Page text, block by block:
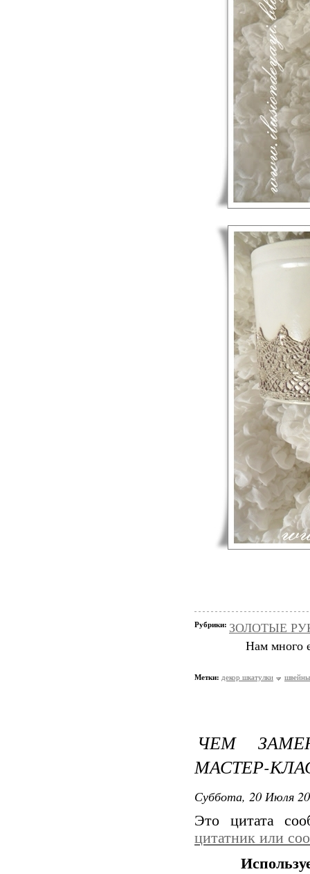
Рубрики: ЗОЛОТЫЕ
Нам много
Метки: декор шкатулки
ЧЕМ
МАСТЕР-
Суббота, 20 Июля
Это цитата
цитатник или